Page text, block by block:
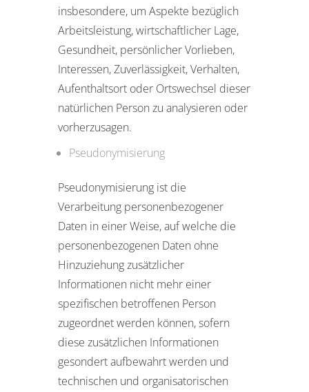
insbesondere, um Aspekte bezüglich
Arbeitsleistung, wirtschaftlicher Lage,
Gesundheit, persönlicher Vorlieben,
Interessen, Zuverlässigkeit, Verhalten,
Aufenthaltsort oder Ortswechsel dieser
natürlichen Person zu analysieren oder
vorherzusagen.
Pseudonymisierung
Pseudonymisierung ist die
Verarbeitung personenbezogener
Daten in einer Weise, auf welche die
personenbezogenen Daten ohne
Hinzuziehung zusätzlicher
Informationen nicht mehr einer
spezifischen betroffenen Person
zugeordnet werden können, sofern
diese zusätzlichen Informationen
gesondert aufbewahrt werden und
technischen und organisatorischen